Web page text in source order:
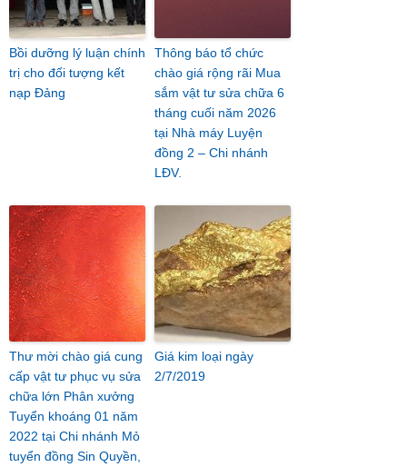
Bồi dưỡng lý luận chính
trị cho đối tượng kết
nạp Đảng
Thông báo tổ chức
chào giá rộng rãi Mua
sắm vật tư sửa chữa 6
tháng cuối năm 2026
tại Nhà máy Luyện
đồng 2 – Chi nhánh
LĐV.
Thư mời chào giá cung
cấp vật tư phục vụ sửa
chữa lớn Phân xưởng
Tuyển khoáng 01 năm
2022 tại Chi nhánh Mỏ
tuyển đồng Sin Quyền,
Giá kim loại ngày
2/7/2019